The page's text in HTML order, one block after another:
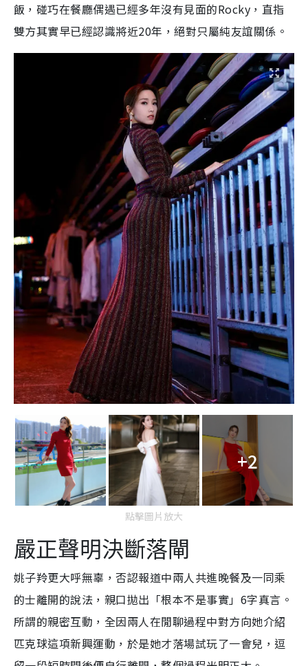
飯，碰巧在餐廳偶遇已經多年沒有見面的Rocky，直指
雙方其實早已經認識將近20年，絕對只屬純友誼關係。
+2
點擊圖片放大
嚴正聲明決斷落閘
姚子羚更大呼無辜，否認報道中兩人共進晚餐及一同乘
的士離開的說法， 親口拋出「根本不是事實」6字真言。
所謂的親密互動，全因兩人在閒聊過程中對方向她介紹
匹克球這項新興運動，於是她才落場試玩了一會兒，逗